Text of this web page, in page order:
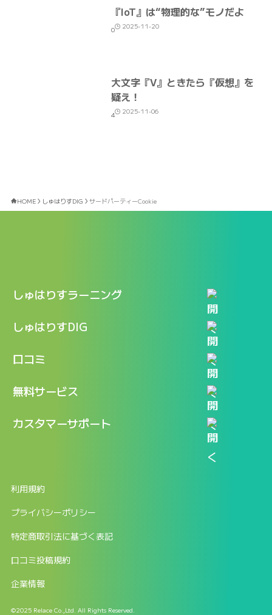
『IoT』は“物理的な”モノだよ
0 2025-11-20
大文字『V』ときたら『仮想』を
疑え！
4 2025-11-06
HOME しゅはりすDIG サードパーティーCookie
しゅはりすラーニング
特長
料金
新着情報
ログイン
しゅはりすDIG
記事一覧
口コミ
口コミ一覧
無料サービス
LINEで『Iパス ならし学習』
カスタマーサポート
返金申請フォーム
利用規約
プライバシーポリシー
特定商取引法に基づく表記
口コミ投稿規約
企業情報
©2025 Relace Co.,Ltd. All Rights Reserved.